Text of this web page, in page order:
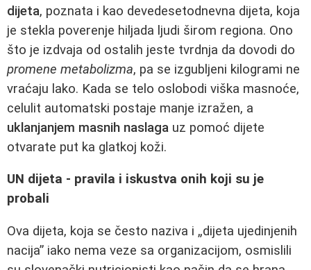
dijeta, poznata i kao devedesetodnevna dijeta, koja
je stekla poverenje hiljada ljudi širom regiona. Ono
što je izdvaja od ostalih jeste tvrdnja da dovodi do
promene metabolizma, pa se izgubljeni kilogrami ne
vraćaju lako. Kada se telo oslobodi viška masnoće,
celulit automatski postaje manje izražen, a
uklanjanjem masnih naslaga uz pomoć dijete
otvarate put ka glatkoj koži.
UN dijeta - pravila i iskustva onih koji su je
probali
Ova dijeta, koja se često naziva i „dijeta ujedinjenih
nacija” iako nema veze sa organizacijom, osmislili